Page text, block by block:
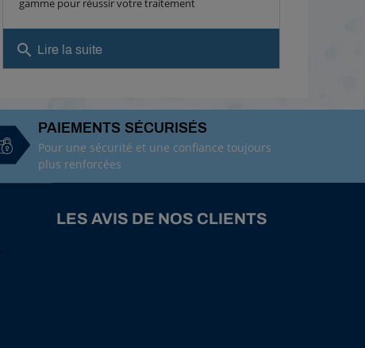
gamme pour réussir votre traitement
search Lire la suite
PAIEMENTS SÉCURISÉS
Pour une sécurité et une confiance toujours
plus renforcées
LES AVIS DE NOS CLIENTS